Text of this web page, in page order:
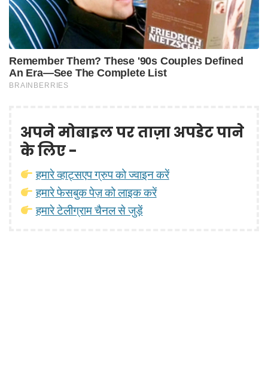
अपने मोबाइल पर ताज़ा अपडेट पाने
के लिए -
हमारे व्हाट्सएप ग्रुप को ज्वाइन करें
हमारे फेसबुक पेज़ को लाइक करें
हमारे टेलीग्राम चैनल से जुड़ें